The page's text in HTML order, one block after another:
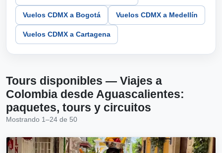
Vuelos CDMX a Bogotá Vuelos CDMX a Medellín
Vuelos CDMX a Cartagena
Tours disponibles — Viajes a
Colombia desde Aguascalientes:
paquetes, tours y circuitos
Mostrando 1–24 de 50